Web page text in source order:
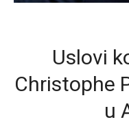
Uslovi
Christophe
u